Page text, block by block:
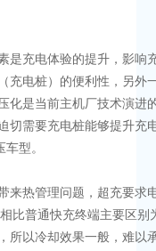
是充电体验的提升，影响
充电桩）的便利性，另外
化是当前主机厂技术演进
切需要充电桩能够提升充
型。
来热管理问题，超充要求
比普通快充终端主要区别
所以冷却效果一般，难以